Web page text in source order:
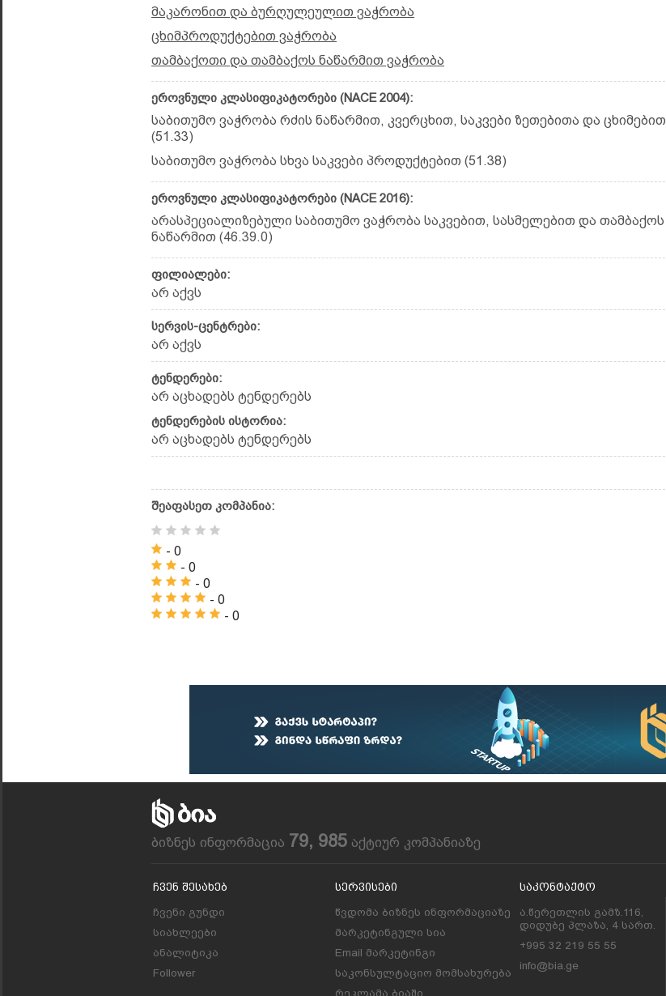
მაკარონით და ბურღულეულით ვაჭრობა
ცხიმპროდუქტებით ვაჭრობა
თამბაქოთი და თამბაქოს ნაწარმით ვაჭრობა
ეროვნული კლასიფიკატორები (NACE 2004):
საბითუმო ვაჭრობა რძის ნაწარმით, კვერცხით, საკვები ზეთებითა და ცხიმებით
(51.33)
საბითუმო ვაჭრობა სხვა საკვები პროდუქტებით (51.38)
ეროვნული კლასიფიკატორები (NACE 2016):
არასპეციალიზებული საბითუმო ვაჭრობა საკვებით, სასმე­ლებით და თამბაქოს
ნაწარმით (46.39.0)
ფილიალები:
არ აქვს
სერვის-ცენტრები:
არ აქვს
ტენდერები:
არ აცხადებს ტენდერებს
ტენდერების ისტორია:
არ აცხადებს ტენდერებს
შეაფასეთ კომპანია:
- 0
- 0
- 0
- 0
- 0
ბიზნეს ინფორმაცია 79, 985 აქტიურ კომპანიაზე
Ჩვენ Შესახებ
ჩვენი გუნდი
სიახლეები
ანალიტიკა
Follower
Სერვისები
წვდომა ბიზნეს ინფორმაციაზე
მარკეტინგული სია
Email მარკეტინგი
საკონსულტაციო მომსახურება
რეკლამა ბიაში
Საკონტაქტო
ა.წერეთლის გამზ.116,
დიდუბე პლაზა, 4 სართ.
+995 32 219 55 55
info@bia.ge